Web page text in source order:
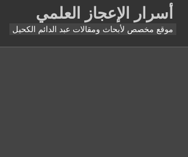
أسرار الإعجاز العلمي
موقع مخصص لأبحاث ومقالات عبد الدائم الكحيل